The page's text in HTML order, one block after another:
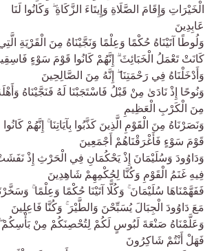
الْخَيْرَاتِ وَإِقَامَ الصَّلَاةِ وَإِيتَاءَ الزَّكَاةِ ۖ وَكَانُوا لَنَا
عَابِدِينَ
وَلُوطًا آتَيْنَاهُ حُكْمًا وَعِلْمًا وَنَجَّيْنَاهُ مِنَ الْقَرْيَةِ
كَانَتْ تَعْمَلُ الْخَبَائِثَ ۗ إِنَّهُمْ كَانُوا قَوْمَ سَوْءٍ
وَأَدْخَلْنَاهُ فِي رَحْمَتِنَا ۖ إِنَّهُ مِنَ الصَّالِحِينَ
وَنُوحًا إِذْ نَادَىٰ مِنْ قَبْلُ فَاسْتَجَبْنَا لَهُ فَنَجَّيْنَاهُ
مِنَ الْكَرْبِ الْعَظِيمِ
وَنَصَرْنَاهُ مِنَ الْقَوْمِ الَّذِينَ كَذَّبُوا بِآيَاتِنَا ۚ إِنَّهُمْ كَانُوا
قَوْمَ سَوْءٍ فَأَغْرَقْنَاهُمْ أَجْمَعِينَ
وَدَاوُودَ وَسُلَيْمَانَ إِذْ يَحْكُمَانِ فِي الْحَرْثِ إِذْ
فِيهِ غَنَمُ الْقَوْمِ وَكُنَّا لِحُكْمِهِمْ شَاهِدِينَ
فَفَهَّمْنَاهَا سُلَيْمَانَ ۚ وَكُلًّا آتَيْنَا حُكْمًا وَعِلْمًا
مَعَ دَاوُودَ الْجِبَالَ يُسَبِّحْنَ وَالطَّيْرَ ۚ وَكُنَّا فَاعِلِينَ
وَعَلَّمْنَاهُ صَنْعَةَ لَبُوسٍ لَكُمْ لِتُحْصِنَكُمْ مِنْ بَأْسِكُمْ ۖ
فَهَلْ أَنْتُمْ شَاكِرُونَ